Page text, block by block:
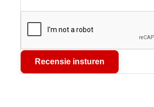
Recensie insturen